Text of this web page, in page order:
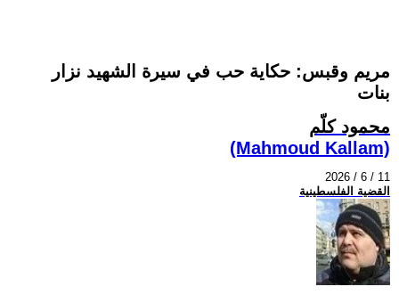
مريم وقبس: حكاية حب في سيرة الشهيد نزار
بنات
محمود كلّم
(Mahmoud Kallam)
2026 / 6 / 11
القضية الفلسطينية